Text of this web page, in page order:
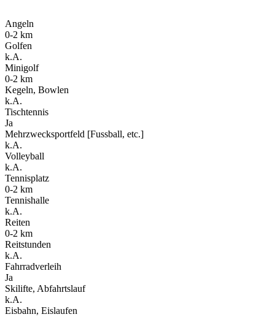
Angeln
0-2 km
Golfen
k.A.
Minigolf
0-2 km
Kegeln, Bowlen
k.A.
Tischtennis
Ja
Mehrzwecksportfeld [Fussball, etc.]
k.A.
Volleyball
k.A.
Tennisplatz
0-2 km
Tennishalle
k.A.
Reiten
0-2 km
Reitstunden
k.A.
Fahrradverleih
Ja
Skilifte, Abfahrtslauf
k.A.
Eisbahn, Eislaufen